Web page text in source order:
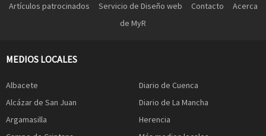
Artículos patrocinados Servicio de Diseño web Contacto
Acerca
de MyR
MEDIOS LOCALES
Albacete
Alcázar de San Juan
Argamasilla
Diario de Cuenca
Diario de La Mancha
Herencia